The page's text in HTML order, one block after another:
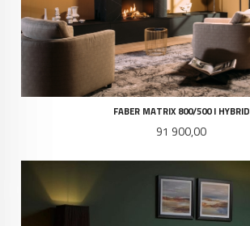
FABER MATRIX 800/500 I HYBRID
Pris
91 900,00